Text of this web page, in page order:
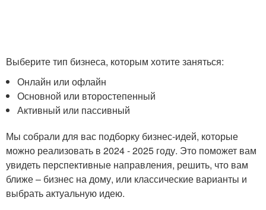
Выберите тип бизнеса, которым хотите заняться:
Онлайн или офлайн
Основной или второстепенный
Активный или пассивный
Мы собрали для вас подборку бизнес-идей, которые
можно реализовать в 2024 - 2025 году. Это поможет вам
увидеть перспективные направления, решить, что вам
ближе – бизнес на дому, или классические варианты и
выбрать актуальную идею.